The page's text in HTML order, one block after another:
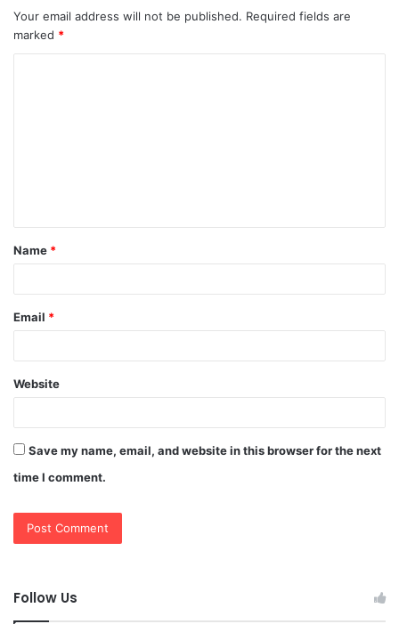
Your email address will not be published. Required fields are
marked *
t
*
Name *
Email *
Website
Save my name, email, and website in this browser for the next
time I comment.
Follow Us